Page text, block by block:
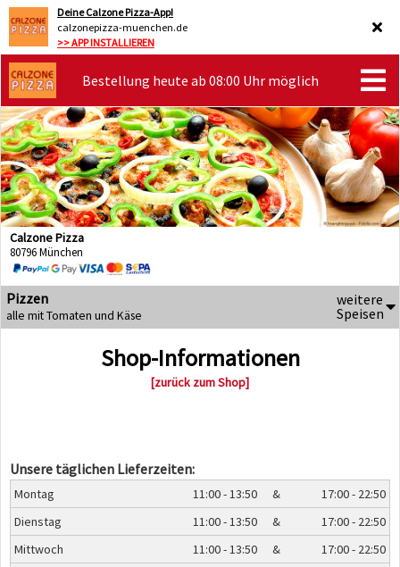
Deine Calzone Pizza-App!
calzonepizza-muenchen.de
>> APP INSTALLIEREN
Bestellung heute ab 08:00 Uhr möglich
Calzone Pizza
80796 München
Pizzen
alle mit Tomaten und Käse
weitere
Speisen
Shop-Informationen
[zurück zum Shop]
Unsere täglichen Lieferzeiten:
Montag 11:00 - 13:50 &
17:00 - 22:50
Dienstag
11:00 - 13:50 &
17:00 - 22:50
Mittwoch
11:00 - 13:50 &
17:00 - 22:50